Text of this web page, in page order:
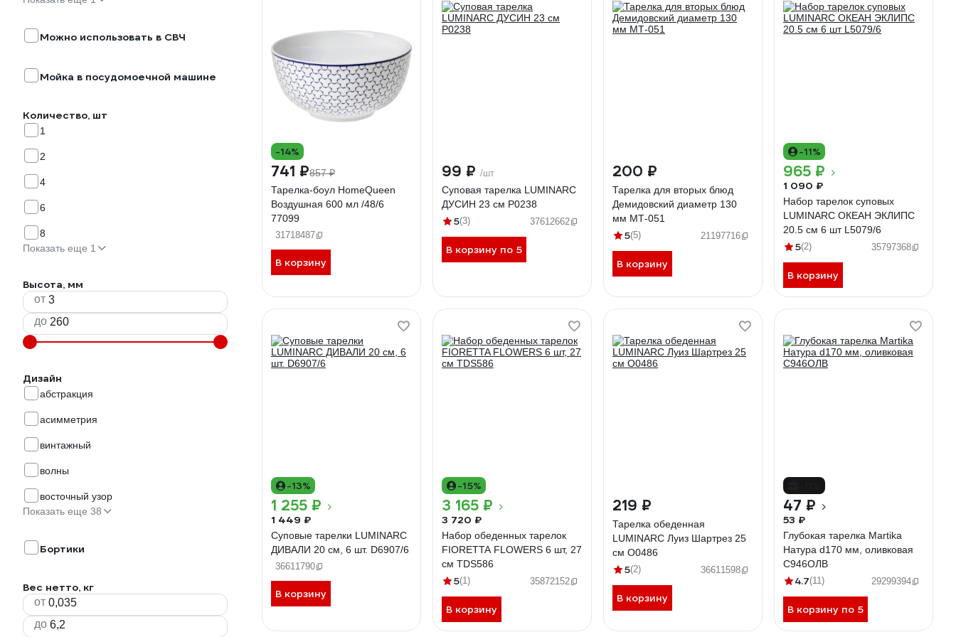
Можно использовать в СВЧ
Мойка в посудомоечной машине
Количество, шт
1
2
4
6
8
Показать еще 1
Высота, мм
от
до
Дизайн
абстракция
асимметрия
винтажный
волны
восточный узор
Показать еще 38
Бортики
Вес нетто, кг
от
до
-14%
741 ₽857 ₽
Тарелка-боул HomeQueen
Воздушная 600 мл /48/6
77099
31718487
В корзину
99 ₽ /шт
Суповая тарелка LUMINARC
ДУСИН 23 см P0238
5(3) 37612662
В корзину по 5
200 ₽
Тарелка для вторых блюд
Демидовский диаметр 130
мм МТ-051
5(5) 21197716
В корзину
-11%
965 ₽
1 090 ₽
Набор тарелок суповых
LUMINARC ОКЕАН ЭКЛИПС
20.5 см 6 шт L5079/6
5(2) 35797368
В корзину
-13%
1 255 ₽
1 449 ₽
Суповые тарелки LUMINARC
ДИВАЛИ 20 см, 6 шт. D6907/6
36611790
В корзину
-15%
3 165 ₽
3 720 ₽
Набор обеденных тарелок
FIORETTA FLOWERS 6 шт, 27
см TDS586
5(1) 35872152
В корзину
219 ₽
Тарелка обеденная
LUMINARC Луиз Шартрез 25
см O0486
5(2) 36611598
В корзину
47 ₽
53 ₽
Глубокая тарелка Martika
Натура d170 мм, оливковая
С946ОЛВ
4.7(11) 29299394
В корзину по 5